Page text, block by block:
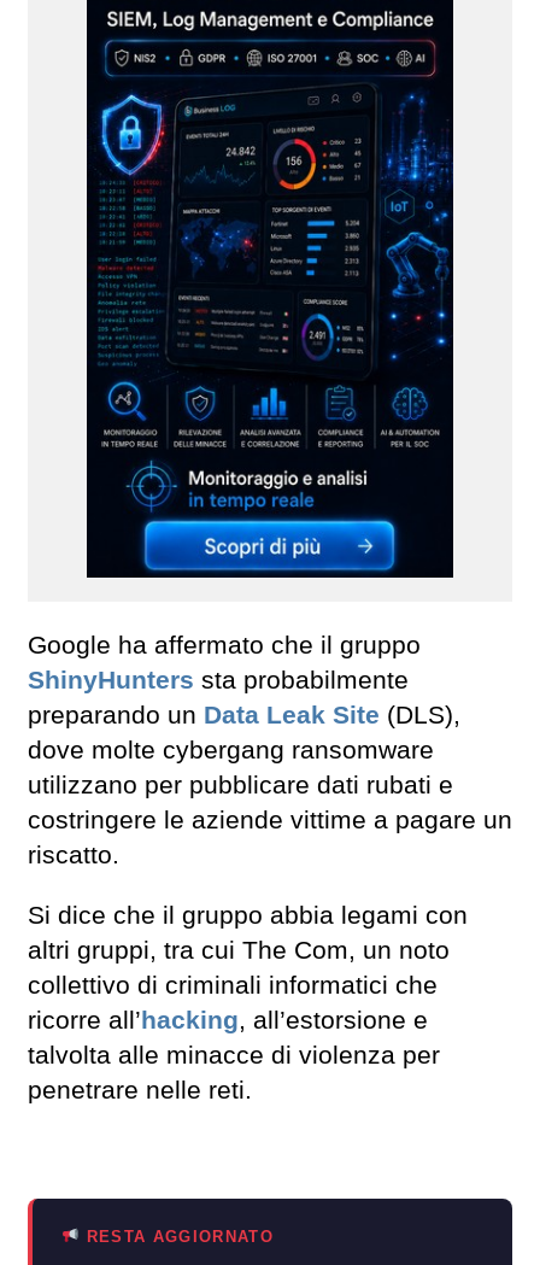
Google ha affermato che il gruppo
ShinyHunters sta probabilmente
preparando un Data Leak Site (DLS),
dove molte cybergang ransomware
utilizzano per pubblicare dati rubati e
costringere le aziende vittime a pagare un
riscatto.
Si dice che il gruppo abbia legami con
altri gruppi, tra cui The Com, un noto
collettivo di criminali informatici che
ricorre all’hacking, all’estorsione e
talvolta alle minacce di violenza per
penetrare nelle reti.
RESTA AGGIORNATO